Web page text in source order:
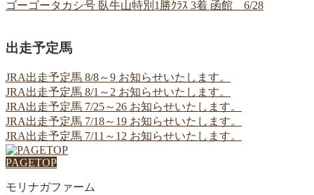
ゴーゴータカシ号 臥牛山特別1勝ｸﾗｽ 3着 函館 6/28
出走予定馬
JRA出走予定馬 8/8～9 お知らせいたします。
JRA出走予定馬 8/1～2 お知らせいたします。
JRA出走予定馬 7/25～26 お知らせいたします。
JRA出走予定馬 7/18～19 お知らせいたします。
JRA出走予定馬 7/11～12 お知らせいたします。
PAGETOP
モリナガファーム